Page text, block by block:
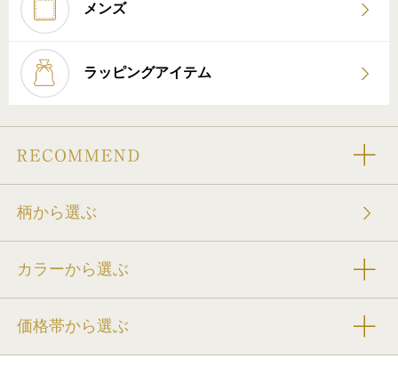
メンズ
ラッピングアイテム
柄から選ぶ
カラーから選ぶ
価格帯から選ぶ